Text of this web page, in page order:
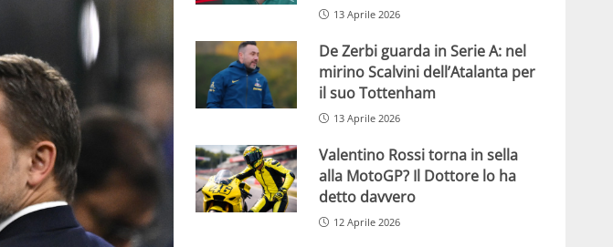
13 Aprile 2026
De Zerbi guarda in Serie A: nel
mirino Scalvini dell’Atalanta per
il suo Tottenham
13 Aprile 2026
Valentino Rossi torna in sella
alla MotoGP? Il Dottore lo ha
detto davvero
12 Aprile 2026